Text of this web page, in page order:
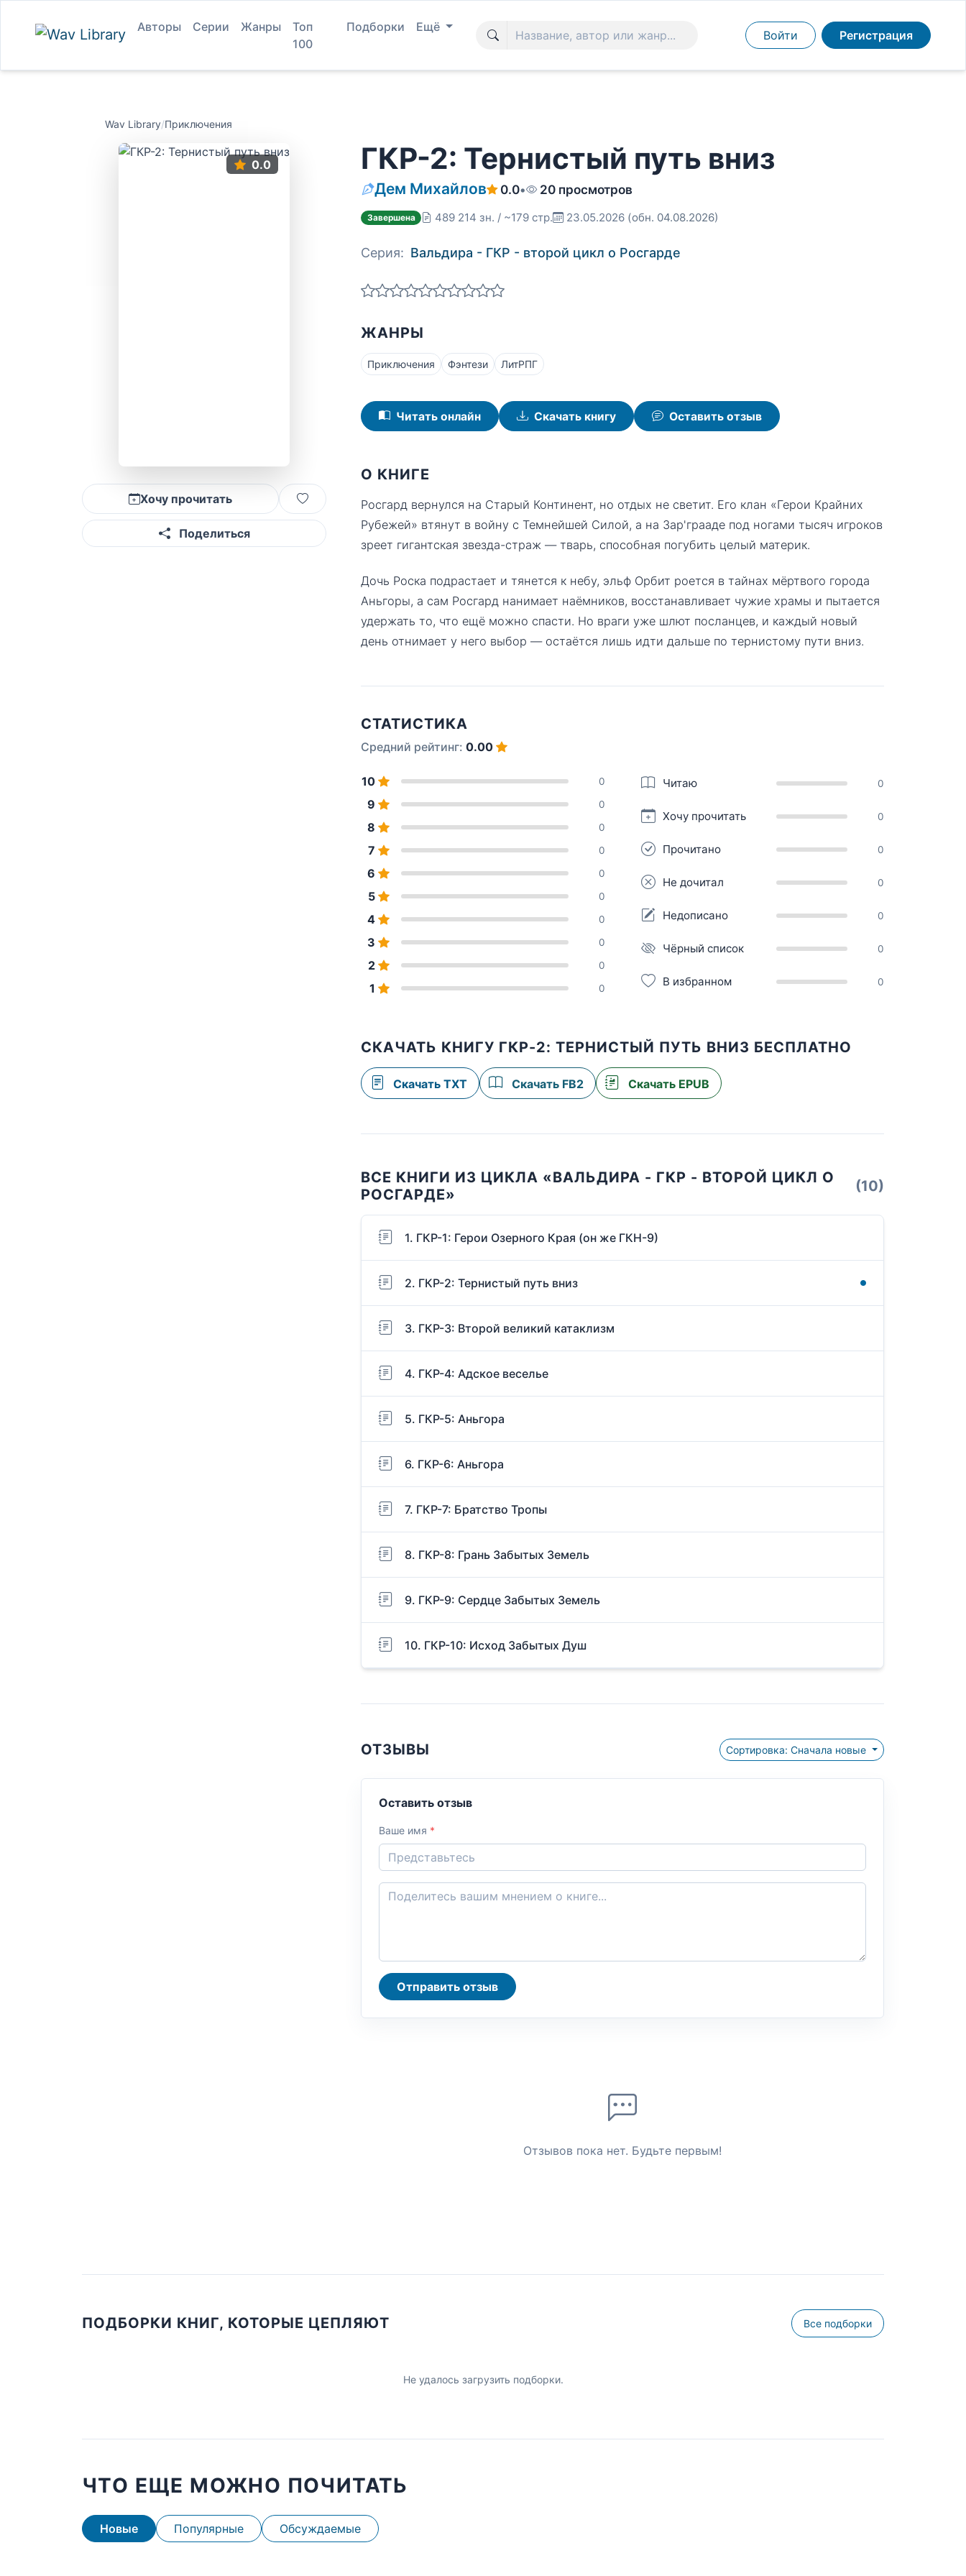
Авторы Серии Жанры
Топ
100
Подборки Ещё
Войти Регистрация
Wav Library/Приключения
0.0
Хочу прочитать
Поделиться
ГКР-2: Тернистый путь вниз
Дем Михайлов 0.0• 20 просмотров
Завершена 489 214 зн. / ~179 стр. 23.05.2026 (обн. 04.08.2026)
Серия: Вальдира - ГКР - второй цикл о Росгарде
ЖАНРЫ
Приключения Фэнтези ЛитРПГ
Читать онлайн Скачать книгу Оставить отзыв
О КНИГЕ
Росгард вернулся на Старый Континент, но отдых не светит. Его клан «Герои Крайних
Рубежей» втянут в войну с Темнейшей Силой, а на Зар'грааде под ногами тысяч игроков
зреет гигантская звезда-страж — тварь, способная погубить целый материк.
Дочь Роска подрастает и тянется к небу, эльф Орбит роется в тайнах мёртвого города
Аньгоры, а сам Росгард нанимает наёмников, восстанавливает чужие храмы и пытается
удержать то, что ещё можно спасти. Но враги уже шлют посланцев, и каждый новый
день отнимает у него выбор — остаётся лишь идти дальше по тернистому пути вниз.
СТАТИСТИКА
Средний рейтинг: 0.00
10 0
9 0
8 0
7 0
6 0
5 0
4 0
3 0
2 0
1 0
Читаю 0
Хочу прочитать 0
Прочитано 0
Не дочитал 0
Недописано 0
Чёрный список 0
В избранном 0
СКАЧАТЬ КНИГУ ГКР-2: ТЕРНИСТЫЙ ПУТЬ ВНИЗ БЕСПЛАТНО
Скачать TXT Скачать FB2 Скачать EPUB
ВСЕ КНИГИ ИЗ ЦИКЛА «ВАЛЬДИРА - ГКР - ВТОРОЙ ЦИКЛ О
РОСГАРДЕ»
(10)
1. ГКР-1: Герои Озерного Края (он же ГКН-9)
2. ГКР-2: Тернистый путь вниз
3. ГКР-3: Второй великий катаклизм
4. ГКР-4: Адское веселье
5. ГКР-5: Аньгора
6. ГКР-6: Аньгора
7. ГКР-7: Братство Тропы
8. ГКР-8: Грань Забытых Земель
9. ГКР-9: Сердце Забытых Земель
10. ГКР-10: Исход Забытых Душ
ОТЗЫВЫ Сортировка: Сначала новые
Оставить отзыв
Ваше имя *
Отправить отзыв
Отзывов пока нет. Будьте первым!
ПОДБОРКИ КНИГ, КОТОРЫЕ ЦЕПЛЯЮТ Все подборки
Не удалось загрузить подборки.
ЧТО ЕЩЕ МОЖНО ПОЧИТАТЬ
Новые Популярные Обсуждаемые